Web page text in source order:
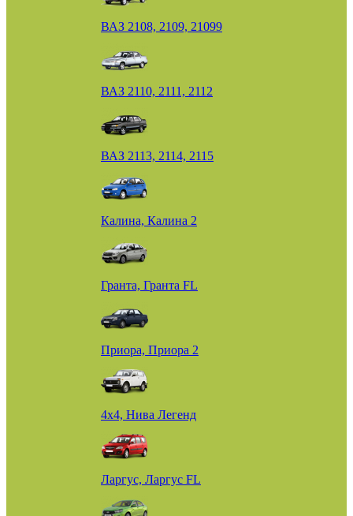
ВАЗ 2108, 2109, 21099
ВАЗ 2110, 2111, 2112
ВАЗ 2113, 2114, 2115
Калина, Калина 2
Гранта, Гранта FL
Приора, Приора 2
4х4, Нива Легенд
Ларгус, Ларгус FL